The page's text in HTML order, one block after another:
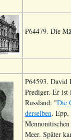
P64479. Die
P64593. David
Prediger. Er ist
Russland: "Die
derselben. Epp,
Meer. Später